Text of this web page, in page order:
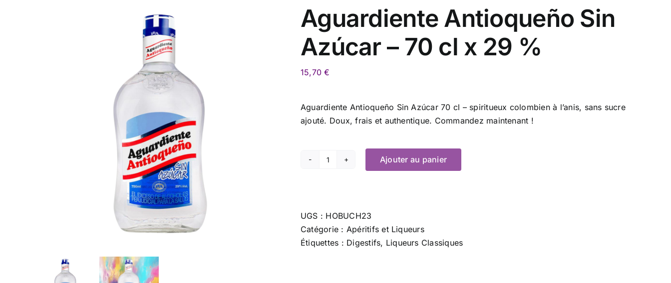
Aguardiente Antioqueño Sin
Azúcar – 70 cl x 29 %
15,70€
Aguardiente Antioqueño Sin Azúcar 70 cl – spiritueux colombien à l’anis, sans sucre
ajouté. Doux, frais et authentique. Commandez maintenant !
quantité
Sin
Azúcar
–
Ajouter au panier
UGS : HOBUCH23
Catégorie : Apéritifs et Liqueurs
Étiquettes : Digestifs, Liqueurs Classiques